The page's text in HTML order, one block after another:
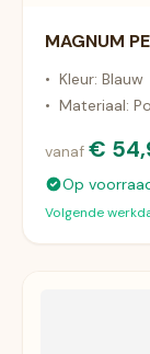
MAGNUM
• Kleur: Blauw
• Materiaal:
vanaf €
Op
Volgende